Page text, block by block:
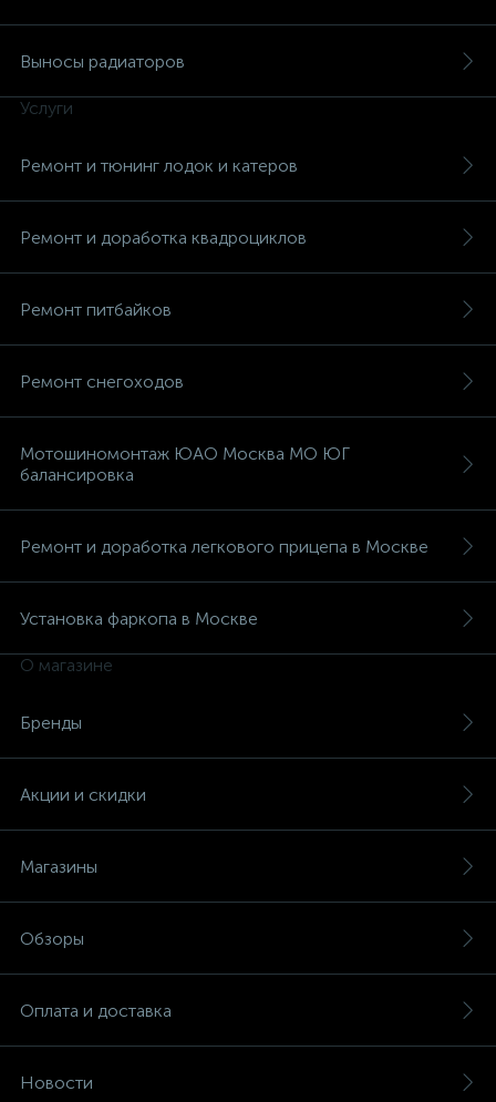
Выносы радиаторов
Услуги
Ремонт и тюнинг лодок и катеров
Ремонт и доработка квадроциклов
Ремонт питбайков
Ремонт снегоходов
Мотошиномонтаж ЮАО Москва МО ЮГ
балансировка
Ремонт и доработка легкового прицепа в Москве
Установка фаркопа в Москве
О магазине
Бренды
Акции и скидки
Магазины
Обзоры
Оплата и доставка
Новости